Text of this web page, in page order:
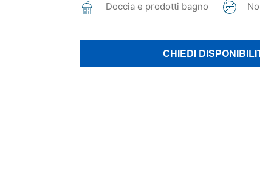
Doccia e prodotti bagno
CHIEDI